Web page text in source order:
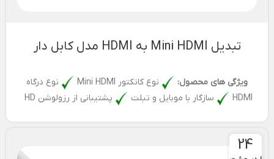
تبدیل Mini HDMI به HDMI مدل کابل دار
ویژگی های محصول: نوع کانکتور Mini HDMI
نوع درگاه
HDMI
سازگار با موبایل و تبلت پشتیبانی از رزولوشن HD
24